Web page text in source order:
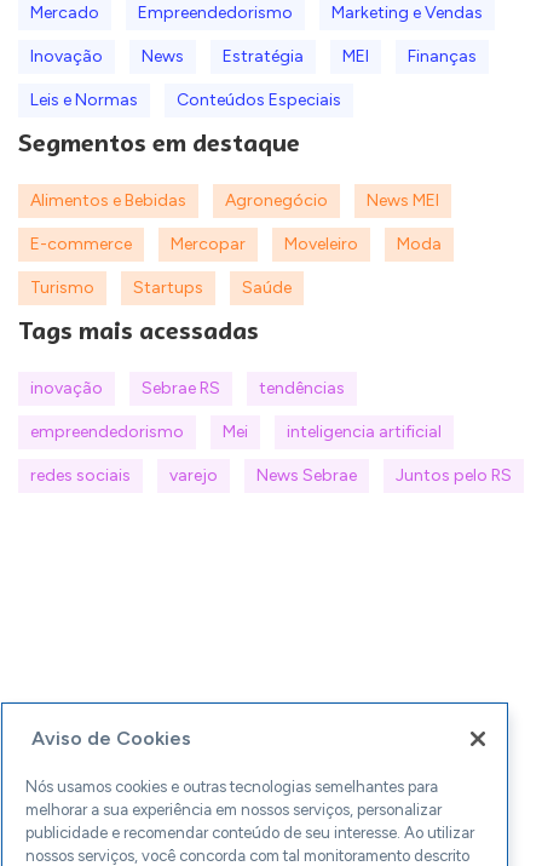
Mercado Empreendedorismo Marketing e Vendas
Inovação News Estratégia MEI Finanças
Leis e Normas Conteúdos Especiais
Segmentos em destaque
Alimentos e Bebidas Agronegócio News MEI
E-commerce Mercopar Moveleiro Moda
Turismo Startups Saúde
Tags mais acessadas
inovação Sebrae RS tendências
empreendedorismo Mei inteligencia artificial
redes sociais varejo News Sebrae Juntos pelo RS
Aviso de Cookies
Nós usamos cookies e outras tecnologias semelhantes para
melhorar a sua experiência em nossos serviços, personalizar
publicidade e recomendar conteúdo de seu interesse. Ao utilizar
nossos serviços, você concorda com tal monitoramento descrito